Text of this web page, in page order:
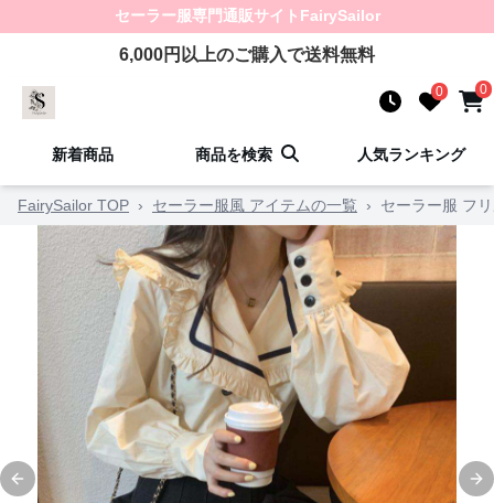
セーラー服専門通販サイト FairySailor
6,000円以上のご購入で送料無料
0 0
新着商品 商品を検索 人気ランキング
FairySailor TOP › セーラー服風 アイテムの一覧 › セーラー服 フ
Previous slide